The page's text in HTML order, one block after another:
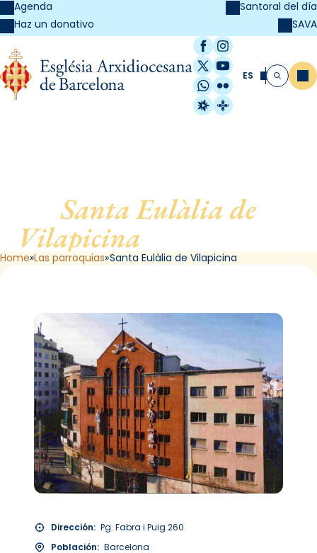
Agenda
Haz un donativo
Santoral del día
SAVA
Facebook
Instagram
X / Twitter
YouTube
WhatsApp
Flickr
Radio Estel
Catalunya
ES Buscar
Santa Eulàlia de
Vilapicina
Home Las parroquias Santa Eulàlia de Vilapicina
Dirección: Pg. Fabra i Puig 260
Población: Barcelona